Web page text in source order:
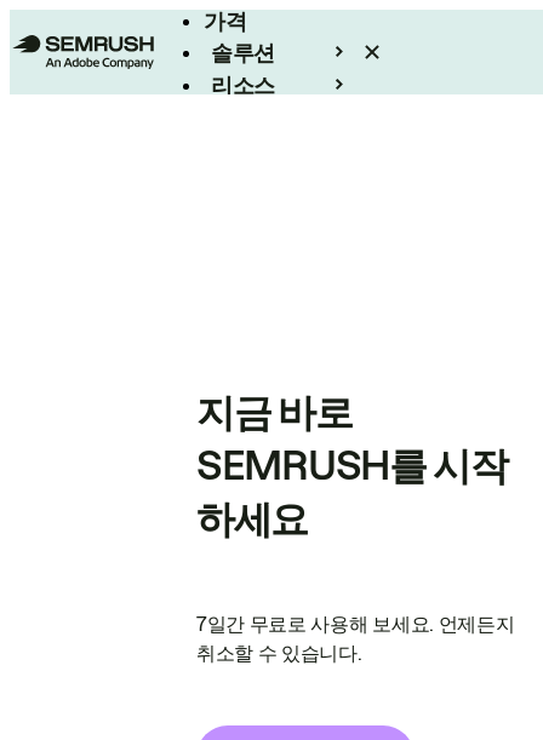
가격
솔루션
리소스
지금 바로
SEMRUSH를 시작
하세요
7일간 무료로 사용해 보세요. 언제든지
취소할 수 있습니다.